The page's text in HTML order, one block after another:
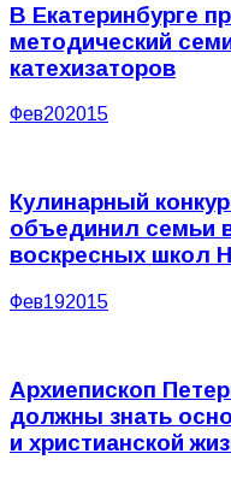
В Екатеринбурге
методический
катехизаторов
Фев202015
Кулинарный
объединил семьи
воскресных школ
Фев192015
Архиепископ
должны знать
и христианской